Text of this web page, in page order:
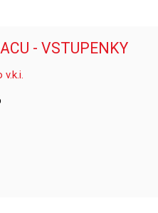
- VSTUPENKY